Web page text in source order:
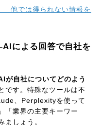
他では得られない情報を
による回答で自社を
が自社についてどのよう
です。特殊なツールは不
、Perplexityを使って
「業界の主要キーワー
ましょう。